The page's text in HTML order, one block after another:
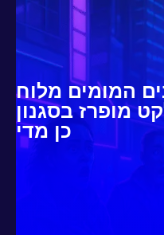
המומים מלוח
מופרז בסגנון
כן מדי